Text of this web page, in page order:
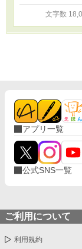
文字数
アプリ一覧
公式SNS一覧
ご利用について
利用規約